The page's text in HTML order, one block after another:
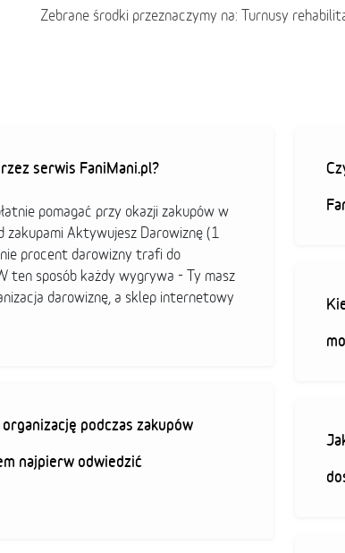
Zebrane środki przeznaczymy na: Turnusy
serwis FaniMani.pl?
pomagać przy okazji zakupów w
zakupami Aktywujesz Darowiznę (1
procent darowizny trafi do
ten sposób każdy wygrywa - Ty masz
darowiznę, a sklep internetowy
podczas zakupów
najpierw odwiedzić